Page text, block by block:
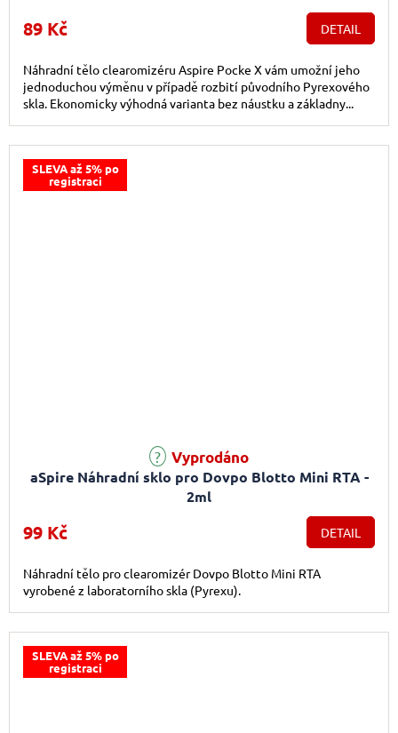
89 Kč DETAIL
Náhradní tělo clearomizéru Aspire Pocke X vám umožní jeho
jednoduchou výměnu v případě rozbití původního Pyrexového
skla. Ekonomicky výhodná varianta bez náustku a základny...
SLEVA až 5% po
registraci
aSpire Náhradní sklo pro Dovpo Blotto Mini RTA -
2ml
Vyprodáno
99 Kč DETAIL
Náhradní tělo pro clearomizér Dovpo Blotto Mini RTA
vyrobené z laboratorního skla (Pyrexu).
SLEVA až 5% po
registraci